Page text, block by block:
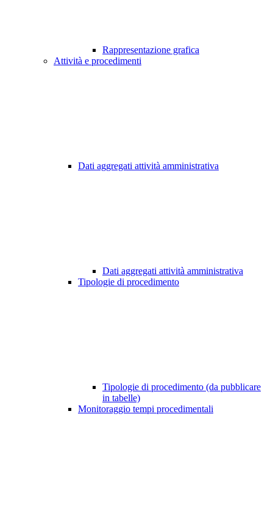
Rappresentazione grafica
Attività e procedimenti
Dati aggregati attività amministrativa
Dati aggregati attività amministrativa
Tipologie di procedimento
Tipologie di procedimento (da pubblicare
in tabelle)
Monitoraggio tempi procedimentali